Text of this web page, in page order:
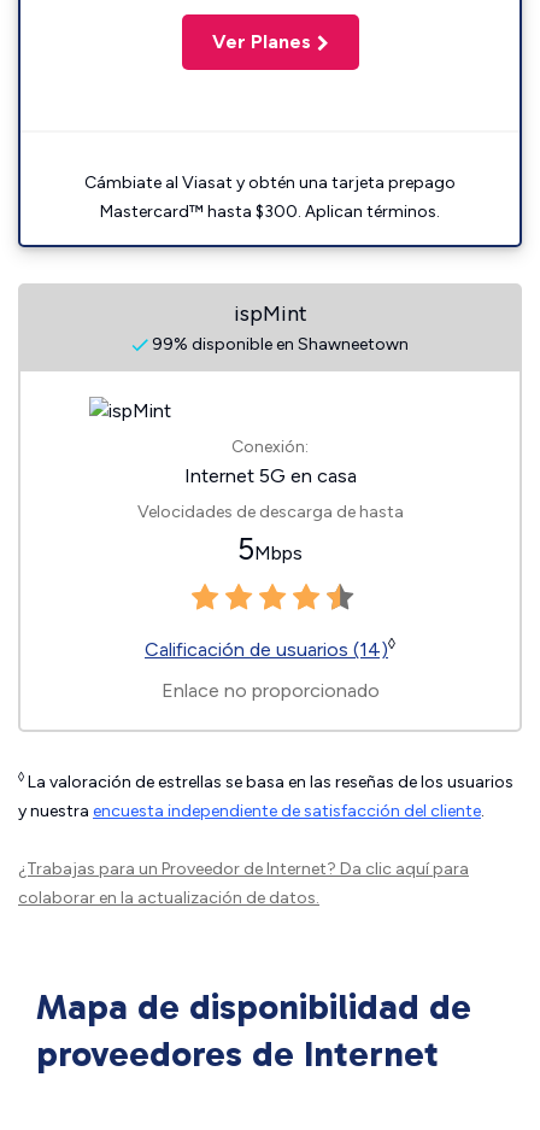
Ver Planes
Cámbiate al Viasat y obtén una tarjeta prepago
Mastercard™ hasta $300. Aplican términos.
ispMint
99% disponible en Shawneetown
Conexión:
Internet 5G en casa
Velocidades de descarga de hasta
5Mbps
Calificación de usuarios (14)◊
Enlace no proporcionado
◊ La valoración de estrellas se basa en las reseñas de los usuarios
y nuestra encuesta independiente de satisfacción del cliente.
¿Trabajas para un Proveedor de Internet? Da clic aquípara
colaborar en la actualización de datos.
Mapa de disponibilidad de
proveedores de Internet